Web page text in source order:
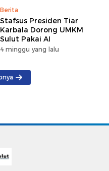
Berita
Stafsus Presiden Tiar
Karbala Dorong UMKM
Sulut Pakai AI
4 minggu yang lalu